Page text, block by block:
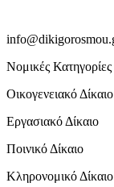
Νομικές Κατηγορίες
Οικογενειακό Δίκαιο
Εργασιακό Δίκαιο
Ποινικό Δίκαιο
Κληρονομικό Δίκαιο